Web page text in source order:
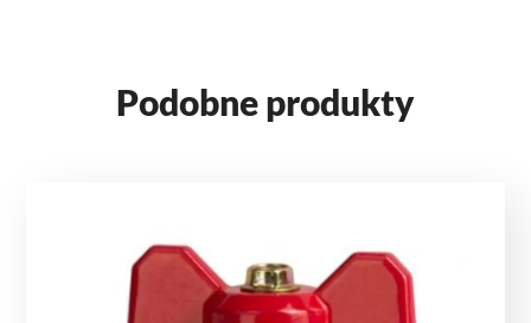
Podobne produkty